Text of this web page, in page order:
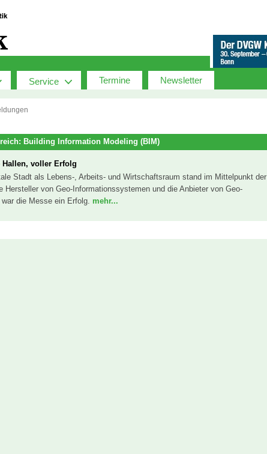
Service Termine Newsletter
Building Information Modeling (BIM)
Hallen, voller Erfolg
Stadt als Lebens-, Arbeits- und Wirtschaftsraum stand im Mittelpunkt der
Hersteller von Geo-Informationssystemen und die Anbieter von Geo-
die Messe ein Erfolg. mehr...